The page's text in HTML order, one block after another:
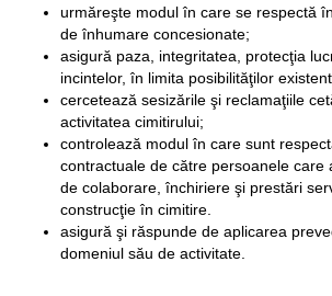
urmăreşte modul în care se respectă
de înhumare concesionate;
asigură paza, integritatea, protecţia
incintelor, în limita posibilităţilor
cercetează sesizările şi reclamaţiile
activitatea cimitirului;
controlează modul în care sunt
contractuale de către persoanele care
de colaborare, închiriere şi prestări
construcţie în cimitire.
asigură şi răspunde de aplicarea
domeniul său de activitate.